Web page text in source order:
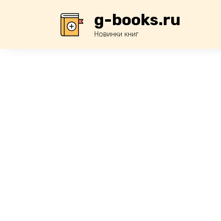
g-books.ru
Новинки книг